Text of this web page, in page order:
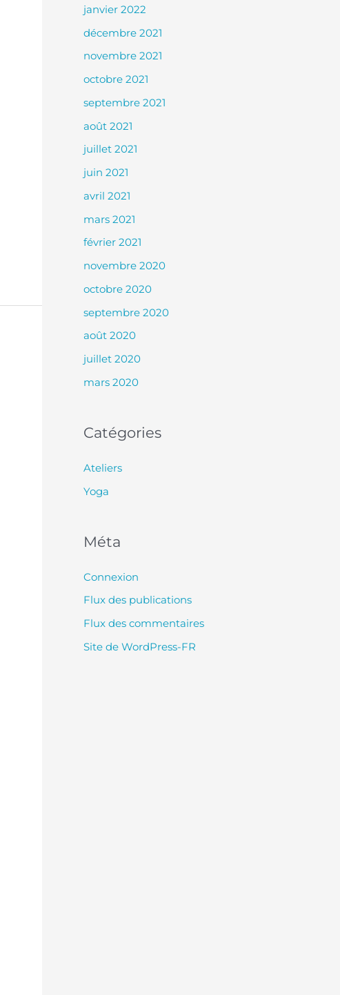
janvier 2022
décembre 2021
novembre 2021
octobre 2021
septembre 2021
août 2021
juillet 2021
juin 2021
avril 2021
mars 2021
février 2021
novembre 2020
octobre 2020
septembre 2020
août 2020
juillet 2020
mars 2020
Catégories
Ateliers
Yoga
Méta
Connexion
Flux des publications
Flux des commentaires
Site de WordPress-FR